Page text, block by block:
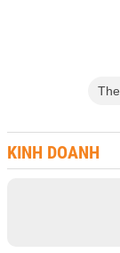
KINH DOANH